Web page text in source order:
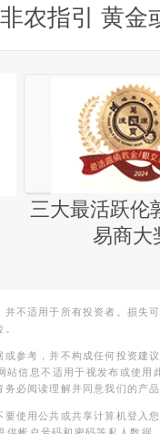
三大最活跃伦
易商大
不适用于所有投资者。损失
参考，并不构成任何投资建
站信息不适用于视发布或使
必阅读理解并同意我们的产
使用公共或共享计算机登入